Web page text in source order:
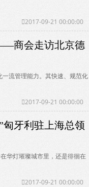
2017-09-21 00:00:00
商会走访北京德
流管理能力。其快速、规范化
2017-09-21 00:00:00
匈牙利驻上海总领
华灯璀璨城市里，还是徘徊在
2017-09-21 00:00:00